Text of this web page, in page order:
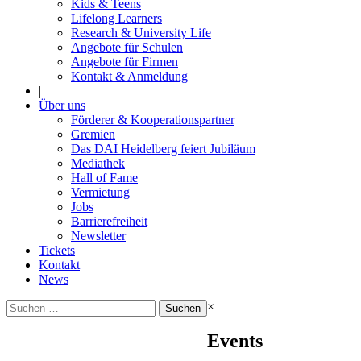
Kids & Teens
Lifelong Learners
Research & University Life
Angebote für Schulen
Angebote für Firmen
Kontakt & Anmeldung
|
Über uns
Förderer & Kooperationspartner
Gremien
Das DAI Heidelberg feiert Jubiläum
Mediathek
Hall of Fame
Vermietung
Jobs
Barrierefreiheit
Newsletter
Tickets
Kontakt
News
Suchen
nach:
×
Events